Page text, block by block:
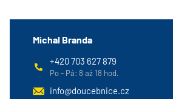
Michal Branda
+420 703 627 879
Po - Pá: 8 až 18 hod.
info@doucebnice.cz